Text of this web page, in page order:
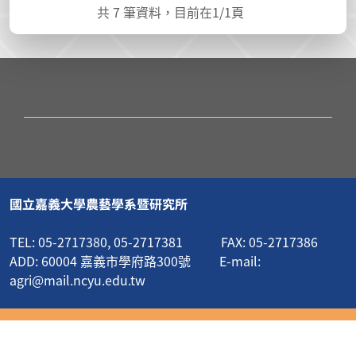
共7 筆資料，目前在1/1頁
國立嘉義大學農藝學系暨研究所
TEL: 05-2717380, 05-2717381 FAX: 05-2717386
ADD: 60004 嘉義市學府路300號 E-mail:
agri@mail.ncyu.edu.tw